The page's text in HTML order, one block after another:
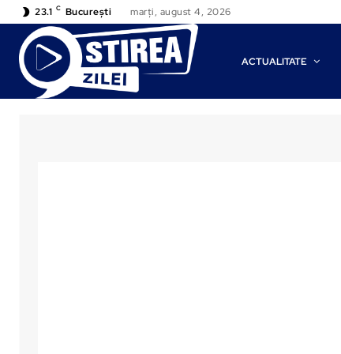
23.1 C București marți, august 4, 2026
ACTUALITATE